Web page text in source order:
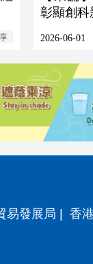
彰顯創科
2026-06-01
易發展局 香